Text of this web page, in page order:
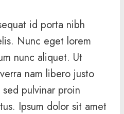
id porta nibh
Nunc eget lorem
nunc aliquet. Ut
nam libero justo
pulvinar proin
Ipsum dolor sit amet